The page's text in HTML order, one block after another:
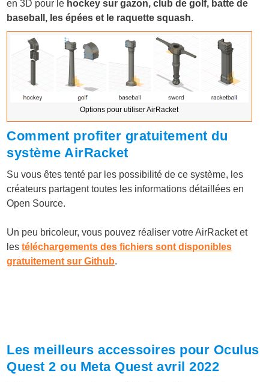
en 3D pour le hockey sur gazon, club de golf, batte de
baseball, les épées et le raquette squash.
Options pour utiliser AirRacket
Comment profiter gratuitement du
système AirRacket
Su vous êtes tenté par les possibilité de ce système, les
créateurs partagent toutes les informations détaillées en
Open Source.
Un peu bricoleur, vous pouvez réaliser votre AirRacket et
lestéléchargements des fichiers sont disponibles
gratuitement sur Github.
Les meilleurs accessoires pour Oculus
Quest 2 ou Meta Quest avril 2022